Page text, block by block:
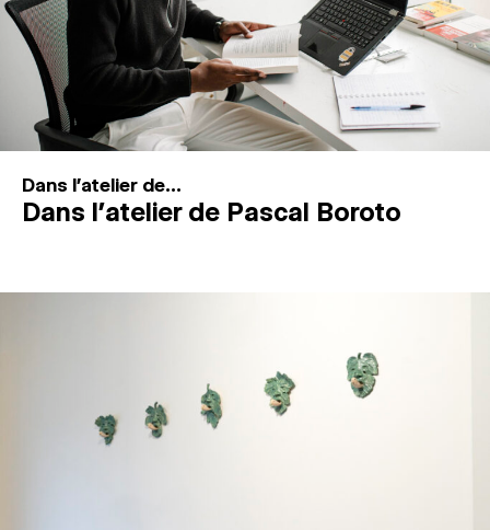
Recherche
Connexion
↓
Dans l'atelier de...
Dans l’atelier de Pascal Boroto